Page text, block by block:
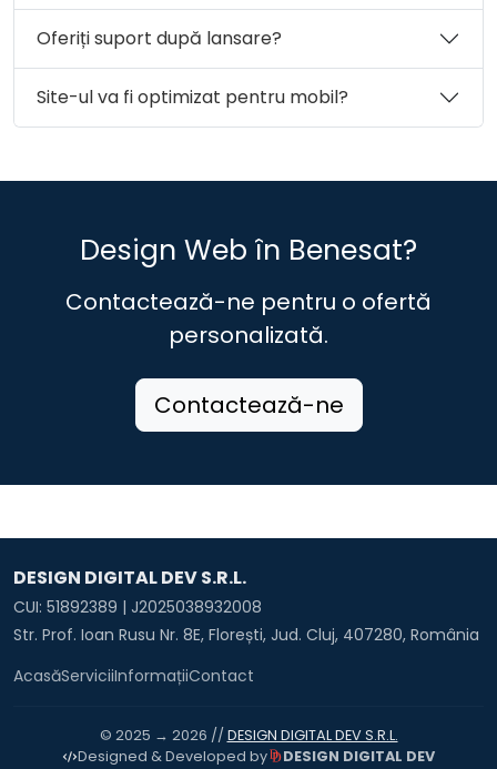
Comuna Românaşi
Comuna Sălăţig
Comuna Şamşud
Comuna Someş-Odorhei
Comuna Surduc
Comuna Vârşolţ
Municipiul Zalău
Comuna Zalha
Oferiți suport după lansare?
Site-ul va fi optimizat pentru mobil?
Design Web în Benesat?
Contactează-ne pentru o ofertă
personalizată.
Contactează-ne
DESIGN DIGITAL DEV S.R.L.
CUI: 51892389 | J2025038932008
Str. Prof. Ioan Rusu Nr. 8E, Florești, Jud. Cluj, 407280, România
AcasăServiciiInformațiiContact
© 2025 → 2026 // DESIGN DIGITAL DEV S.R.L.
Designed & Developed by
DESIGN DIGITAL DEV